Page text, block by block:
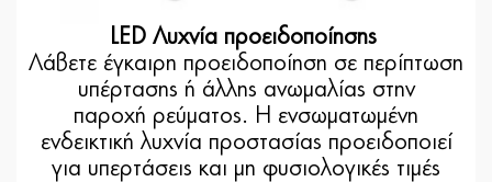
LED Λυχνία προειδοποίησης
Λάβετε έγκαιρη προειδοποίηση σε περίπτωση
υπέρτασης ή άλλης ανωμαλίας στην
παροχή ρεύματος. Η ενσωματωμένη
ενδεικτική λυχνία προστασίας προειδοποιεί
για υπερτάσεις και μη φυσιολογικές τιμές